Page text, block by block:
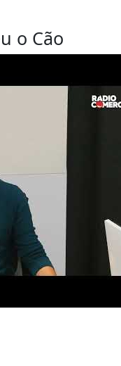
o Cão